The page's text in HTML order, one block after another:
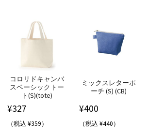
コロリドキャンバ
スベーシックトー
ト(S)(tote)
¥327
（税込 ¥359）
ミックスレターポ
ーチ (S) (CB)
¥400
（税込 ¥440）